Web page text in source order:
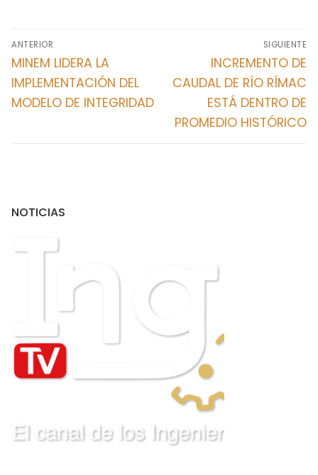
Huánuco
Ica
Junín
Madre de Dios
Moquegua
Nacionales
Pasco
Piura
San Martín Moyobamba
Navegación
de
entradas
ANTERIOR
Entrada
anterior:
MINEM LIDERA LA
IMPLEMENTACIÓN DEL
MODELO DE INTEGRIDAD
SIGUIENTE
Entrada
siguiente:
INCREMENTO DE
CAUDAL DE RÍO RÍMAC
ESTÁ DENTRO DE
PROMEDIO HISTÓRICO
NOTICIAS